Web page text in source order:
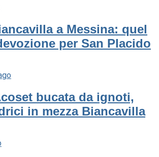
a Messina: quel
per San Placido
bucata da ignoti,
in mezza Biancavilla